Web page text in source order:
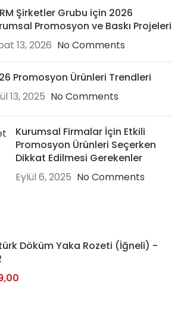
Şirketler Grubu için 2026
Promosyon ve Baskı Projeleri
13, 2026 No Comments
Promosyon Ürünleri Trendleri
13, 2025 No Comments
Kurumsal Firmalar İçin Etkili
Promosyon Ürünleri Seçerken
Dikkat Edilmesi Gerekenler
Eylül 6, 2025 No Comments
Döküm Yaka Rozeti (İğneli) -